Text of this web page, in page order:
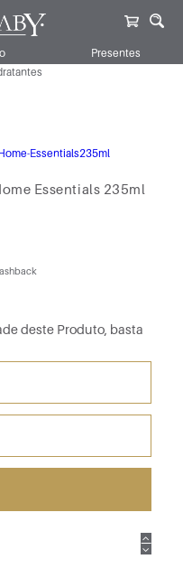
Presentes
Essentials 235ml
deste Produto, basta